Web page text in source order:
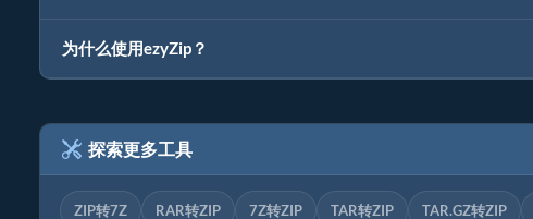
为什么使用ezyZip？
探索更多工具
ZIP转7Z RAR转ZIP 7Z转ZIP TAR转ZIP TAR.GZ转ZIP